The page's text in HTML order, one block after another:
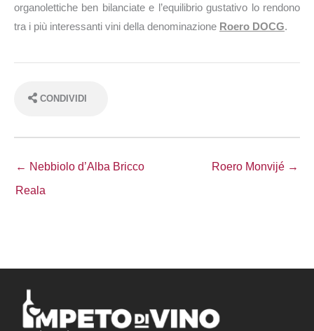
organolettiche ben bilanciate e l’equilibrio gustativo lo rendono
tra i più interessanti vini della denominazione Roero DOCG.
CONDIVIDI
← Nebbiolo d’Alba Bricco
Reala
Roero Monvijé →